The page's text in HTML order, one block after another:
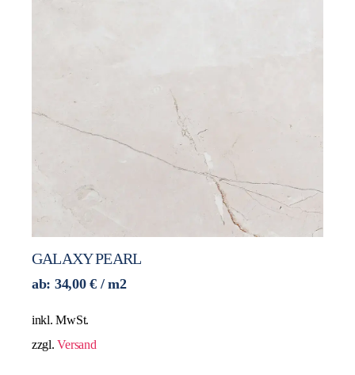
GALAXY PEARL
ab: 34,00€ / m2
inkl. MwSt.
zzgl.Versand